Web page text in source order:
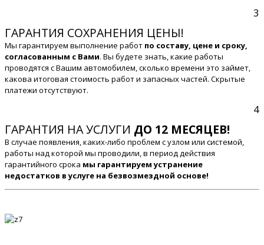
3
ГАРАНТИЯ СОХРАНЕНИЯ ЦЕНЫ!
Мы гарантируем выполнение работ по составу, цене и сроку,
согласованным с Вами. Вы будете знать, какие работы
проводятся с Вашим автомобилем, сколько времени это займет,
какова итоговая стоимость работ и запасных частей. Скрытые
платежи отсутствуют.
4
ГАРАНТИЯ НА УСЛУГИ ДО 12 МЕСЯЦЕВ!
В случае появления, каких-либо проблем с узлом или системой,
работы над которой мы проводили, в период действия
гарантийного срока мы гарантируем устранение
недостатков в услуге на безвозмездной основе!